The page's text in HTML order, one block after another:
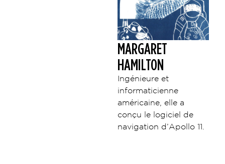
MARGARET
HAMILTON
Ingénieure et
informaticienne
américaine, elle a
conçu le logiciel de
navigation d’Apollo 11.